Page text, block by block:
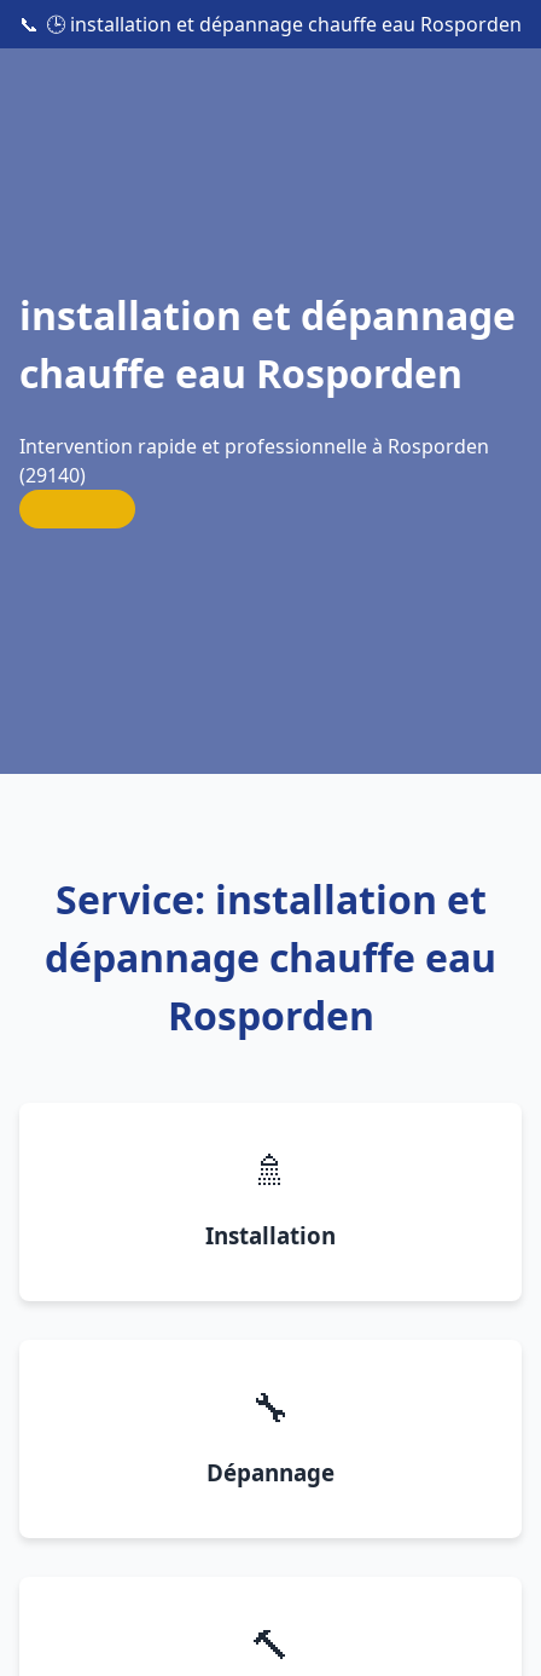
📞 🕒 installation et dépannage chauffe eau Rosporden
installation et dépannage
chauffe eau Rosporden
Intervention rapide et professionnelle à Rosporden
(29140)
Service: installation et
dépannage chauffe eau
Rosporden
🚿
Installation
🔧
Dépannage
🔨